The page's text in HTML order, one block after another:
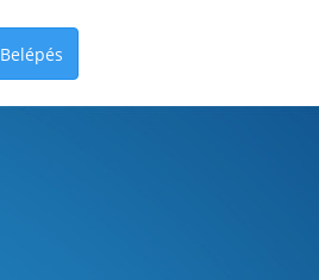
Belépés